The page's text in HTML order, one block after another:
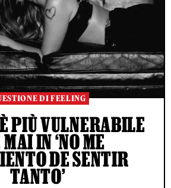
DI FEELING
PIÙ VULNERABILE
IN ‘NO ME
DE SENTIR
TANTO’